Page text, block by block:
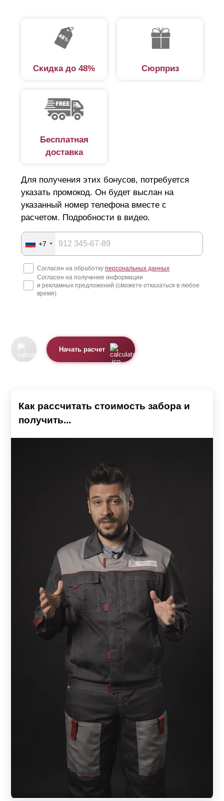
Скидка до 48% Сюрприз
Бесплатная
доставка
Для получения этих бонусов, потребуется
указать промокод. Он будет выслан на
указанный номер телефона вместе с
расчетом. Подробности в видео.
+7
Согласен на обработку персональных данных
Согласен на получение информации
и рекламных предложений (сможете отказаться в любое
время)
Начать расчет
Как рассчитать стоимость забора и
получить...